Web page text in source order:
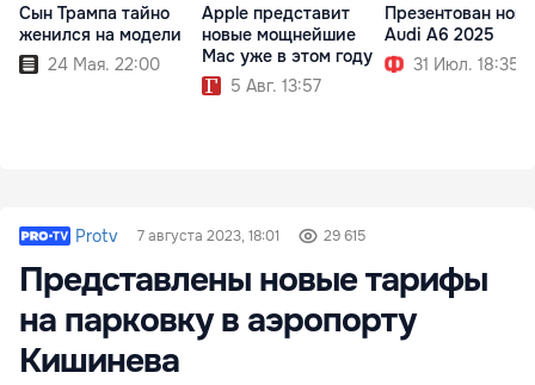
Сын Трампа тайно
женился на модели
24 Мая. 22:00
Apple представит
новые мощнейшие
Mac уже в этом году
5 Авг. 13:57
Презентован
Audi A6 2025
31 Июл. 18:35
Protv 7 августа 2023, 18:01 29 615
Представлены новые тарифы
на парковку в аэропорту
Кишинева